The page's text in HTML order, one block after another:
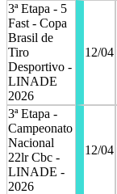
3ª Etapa - 5
Fast - Copa
Brasil de
Tiro
Desportivo -
LINADE
2026
12/04
3ª Etapa -
Campeonato
Nacional
22lr Cbc -
LINADE -
2026
12/04